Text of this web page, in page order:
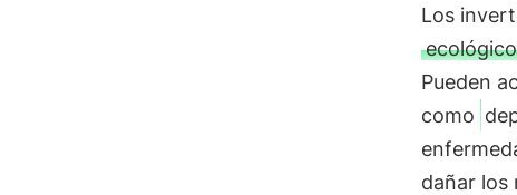
Los
Pueden
como
dañar los